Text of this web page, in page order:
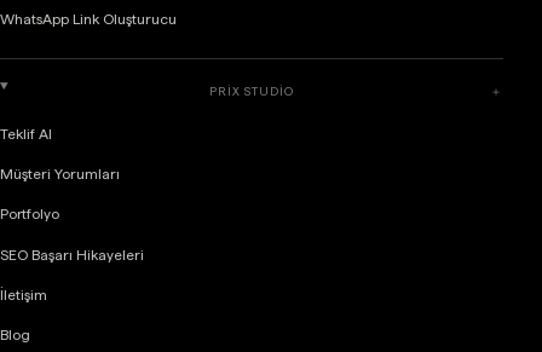
WhatsApp Link Oluşturucu
PRIX STUDIO ＋
Teklif Al
Müşteri Yorumları
Portfolyo
SEO Başarı Hikayeleri
İletişim
Blog